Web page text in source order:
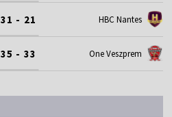
31 - 21 HBC Nantes
35 - 33 One Veszprem